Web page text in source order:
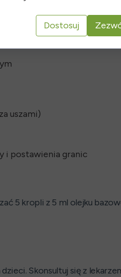
uszami)
i postawienia granic
5 kropli z 5 ml olejku
Skonsultuj się z
Dostosuj